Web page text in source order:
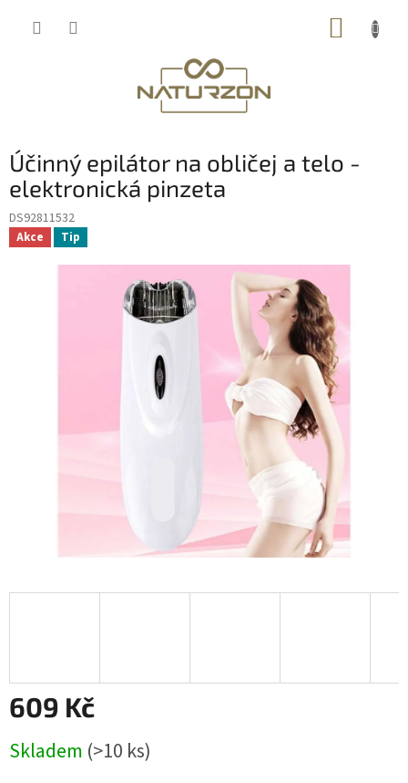
Účinný epilátor na obličej a telo -
elektronická pinzeta
DS92811532
Akce Tip
609 Kč
cena:
Skladem (>10 ks)